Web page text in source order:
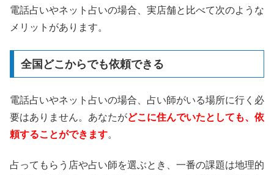
電話占いやネット占いの場合、実店舗と比べて次のような
メリットがあります。
全国どこからでも依頼できる
電話占いやネット占いの場合、占い師がいる場所に行く必
要はありません。あなたがどこに住んでいたとしても、依
頼することができます。
占ってもらう店や占い師を選ぶとき、一番の課題は地理的